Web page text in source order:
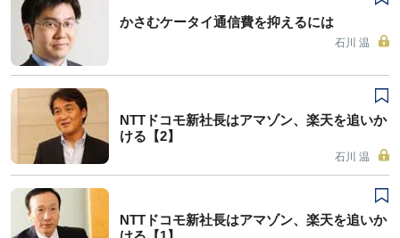
かさむケータイ通信費を抑えるには
石川 温
NTTドコモ新社長はアマゾン、楽天を追いか
ける【2】
石川 温
NTTドコモ新社長はアマゾン、楽天を追いか